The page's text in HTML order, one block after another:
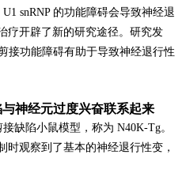
snRNP 的功能障碍会导致神经退
疗开辟了新的研究途径。研究发
接功能障碍有助于导致神经退行性
神经元过度兴奋联系起来
缺陷小鼠模型，称为 N40K-Tg。
时观察到了基本的神经退行性变，